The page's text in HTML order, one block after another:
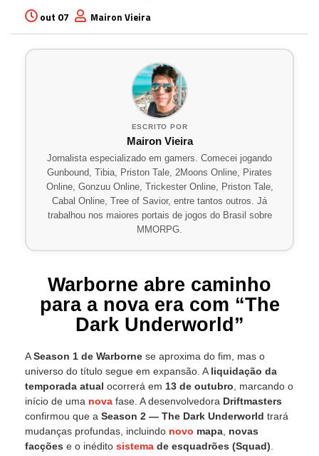
out 07 Mairon Vieira
ESCRITO POR
Mairon Vieira
Jornalista especializado em gamers. Comecei jogando
Gunbound, Tibia, Priston Tale, 2Moons Online, Pirates
Online, Gonzuu Online, Trickester Online, Priston Tale,
Cabal Online, Tree of Savior, entre tantos outros. Já
trabalhou nos maiores portais de jogos do Brasil sobre
MMORPG.
Warborne abre caminho
para a nova era com “The
Dark Underworld”
ASeason 1 de Warborne se aproxima do fim, mas o
universo do título segue em expansão. A liquidação da
temporada atual ocorrerá em 13 de outubro , marcando o
início de uma nova fase. A desenvolvedora Driftmasters
confirmou que a Season 2 — The Dark Underworld trará
mudanças profundas, incluindo novo mapa novas
facções e o inédito sistema de esquadrões (Squad)